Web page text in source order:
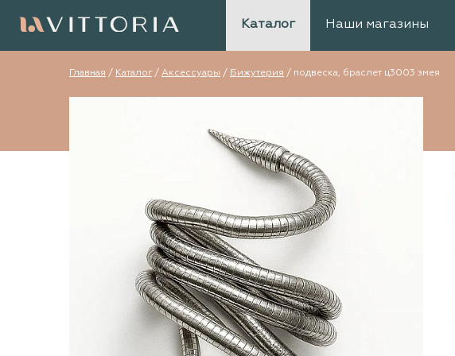
Каталог Наши магазины
Главная / Каталог/ Аксессуары / Бижутерия / подвеска, браслет ц3003 змея